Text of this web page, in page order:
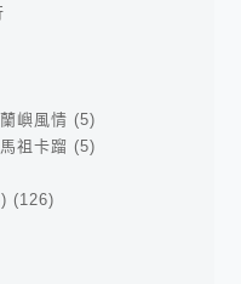
嶼風情 (5)
祖卡蹓 (5)
(126)